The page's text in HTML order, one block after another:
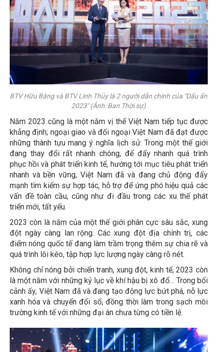
BTV Hữu Bằng và BTV Linh Thủy là 2 người dẫn chính của "Dấu ấn
2023" (Ảnh: Ban Thời sự)
Năm 2023 cũng là một năm vị thế Việt Nam tiếp tục được
khẳng định; ngoại giao và đối ngoại Việt Nam đã đạt được
những thành tựu mang ý nghĩa lịch sử. Trong một thế giới
đang thay đổi rất nhanh chóng, để đẩy nhanh quá trình
phục hồi và phát triển kinh tế, hướng tới mục tiêu phát triển
nhanh và bền vững, Việt Nam đã và đang chủ động đẩy
mạnh tìm kiếm sự hợp tác, hỗ trợ để ứng phó hiệu quả các
vấn đề toàn cầu, cũng như đi đầu trong các xu thế phát
triển mới, tất yếu.
2023 còn là năm của một thế giới phân cực sâu sắc, xung
đột ngày càng lan rộng. Các xung đột địa chính trị, các
điểm nóng quốc tế đang làm trầm trọng thêm sự chia rẽ và
quá trình lôi kéo, tập hợp lực lượng ngày càng rõ nét.
Không chỉ nóng bởi chiến tranh, xung đột, kinh tế, 2023 còn
là một năm với những kỷ lục về khí hậu bị xô đổ… Trong bối
cảnh ấy, Việt Nam đã và đang tạo động lực bứt phá, nỗ lực
xanh hóa và chuyển đổi số, đồng thời làm trong sạch môi
trường kinh tế với những đại án chưa từng có tiền lệ.